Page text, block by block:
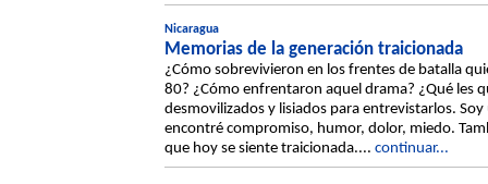
Nicaragua
Memorias de la generación traicionada
¿Cómo sobrevivieron en los frentes de batalla
80? ¿Cómo enfrentaron aquel drama? ¿Qué les
desmovilizados y lisiados para entrevistarlos.
encontré compromiso, humor, dolor, miedo.
que hoy se siente traicionada.... continuar...